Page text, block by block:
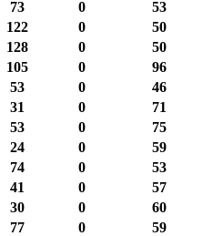
73 0
53
122 0
50
128 0
50
105 0
96
53 0
46
31 0
71
53 0
75
24 0
59
74 0
53
41 0
57
30 0
60
77 0
59